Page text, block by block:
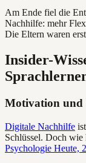
Am Ende fiel die
Nachhilfe: mehr
Die Eltern waren
Insider-
Motivation und
Digitale Nachhilfe
Schlüssel. Doch
Psychologie Heute,